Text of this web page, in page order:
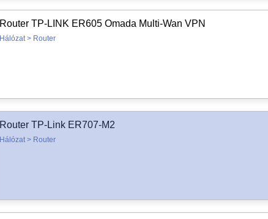
Router TP-LINK ER605 Omada Multi-Wan VPN
Hálózat > Router
Router TP-Link ER707-M2
Hálózat > Router